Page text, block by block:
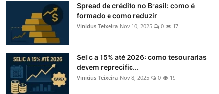
Spread de crédito no Brasil: como é
formado e como reduzir
Vinicius Teixeira Nov 10, 2025 0 17
Selic a 15% até 2026: como tesourarias
devem reprecific...
Vinicius Teixeira Nov 8, 2025 0 19